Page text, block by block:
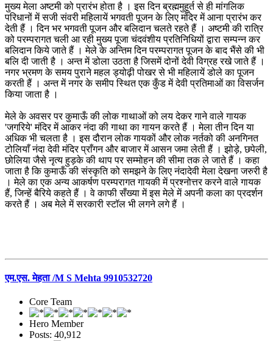
मुख्य मेला अष्टमी को प्रारंभ होता है । इस दिन ब्रह्ममुहूर्त से ही मांगलिक
परिधानों में सजी संवरी महिलायें भगवती पूजन के लिए मंदिर में आना प्रारंभ कर
देती हैं । दिन भर भगवती पूजन और बलिदान चलते रहते हैं । अष्टमी की रात्रि
को परम्परागत चली आ रही मुख्य पूजा चंदवंशीय प्रतिनिधियों द्वारा सम्पन्न कर
बलिदान किये जाते हैं । मेले के अन्तिम दिन परम्परागत पूजन के बाद भैंसे की भी
बलि दी जाती है । अन्त में डोला उठता है जिसमें दोनों देवी विग्रह रखे जाते हैं ।
नगर भ्रमण के समय पुराने महल ड्योढ़ी पोखर से भी महिलायें डोले का पूजन
करती हैं । अन्त में नगर के समीप स्थित एक कुँड में देवी प्रतिमाओं का विसर्जन
किया जाता है ।
मेले के अवसर पर कुमाऊँ की लोक गाथाओं को लय देकर गाने वाले गायक
'जगरिये' मंदिर में आकर नंदा की गाथा का गायन करते हैं । मेला तीन दिन या
अधिक भी चलता है । इस दौरान लोक गायकों और लोक नर्तको की अनगिनत
टोलियाँ नंदा देवी मंदिर प्राँगन और बाजार में आसन जमा लेती हैं । झोड़े, छपेली,
छोलिया जैसे नृत्य हुड़के की थाप पर सम्मोहन की सीमा तक ले जाते हैं । कहा
जाता है कि कुमाऊँ की संस्कृति को समझने के लिए नंदादेवी मेला देखना जरुरी है
। मेले का एक अन्य आकर्षण परम्परागत गायकी में प्रश्नोत्तर करने वाले गायक
हैं, जिन्हें बैरिये कहते हैं । वे काफी सँख्या में इस मेले में अपनी कला का प्रदर्शन
करते हैं । अब मेले में सरकारी स्टॉल भी लगने लगे हैं ।
एम.एस. मेहता /M S Mehta 9910532720
Core Team
Hero Member
Posts: 40,912